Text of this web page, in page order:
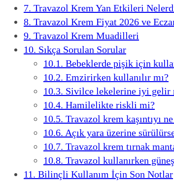
7. Travazol Krem Yan Etkileri
8. Travazol Krem Fiyat 2026 ve
9. Travazol Krem Muadilleri
10. Sıkça Sorulan Sorular
10.1. Bebeklerde pişik için
10.2. Emzirirken kullanılır mı?
10.3. Sivilce lekelerine iyi gelir
10.4. Hamilelikte riskli mi?
10.5. Travazol krem kaşıntıyı
10.6. Açık yara üzerine
10.7. Travazol krem tırnak
10.8. Travazol kullanırken
11. Bilinçli Kullanım İçin Son Notlar